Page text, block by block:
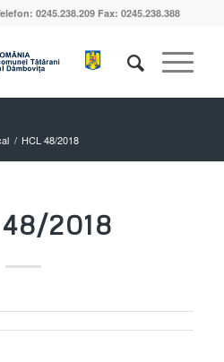
0245.238.209 Fax: 0245.238.388
/ HCL 48/2018
2018